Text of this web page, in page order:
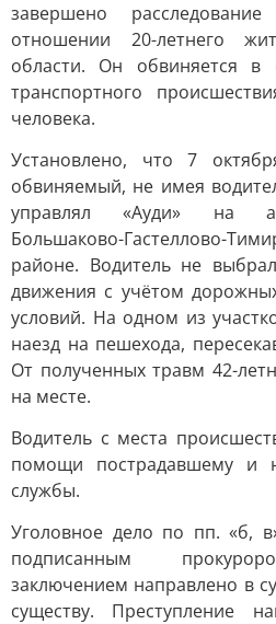
завершено
отношении 20-летнего
области. Он обвиняется в
транспортного
человека.
Установлено, что 7
обвиняемый, не имея
управлял «Ауди» на
Большаково-Гастеллово-
районе. Водитель не
движения с учётом
условий. На одном из
наезд на пешехода,
От полученных травм 42-
на месте.
Водитель с места
помощи пострадавшему и
службы.
Уголовное дело по пп. «б,
подписанным
заключением направлено в
существу. Преступление